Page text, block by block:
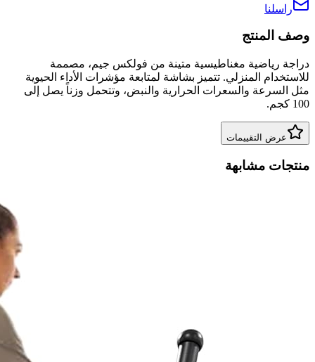
راسلنا
وصف المنتج
دراجة رياضية مغناطيسية متينة من فولكس جيم، مصممة
للاستخدام المنزلي. تتميز بشاشة لمتابعة مؤشرات الأداء الحيوية
مثل السرعة والسعرات الحرارية والنبض، وتتحمل وزناً يصل إلى
100 كجم.
عرض التقييمات
منتجات مشابهة